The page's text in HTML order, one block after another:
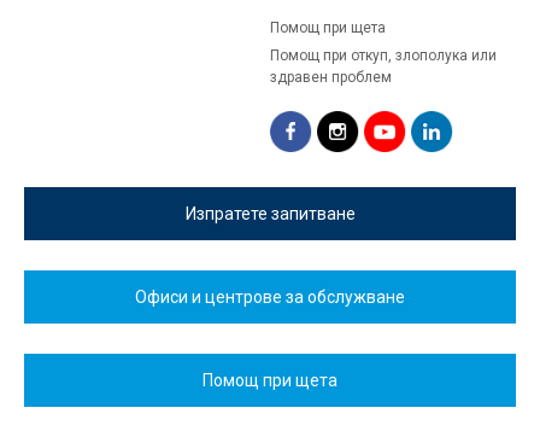
Помощ при щета
Помощ при откуп, злополука или
здравен проблем
Изпратете запитване
Офиси и центрове за обслужване
Помощ при щета